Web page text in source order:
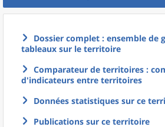
Dossier complet : ensemble de
tableaux sur le territoire
Comparateur de territoires :
d'indicateurs entre territoires
Données statistiques sur ce
Publications sur ce territoire